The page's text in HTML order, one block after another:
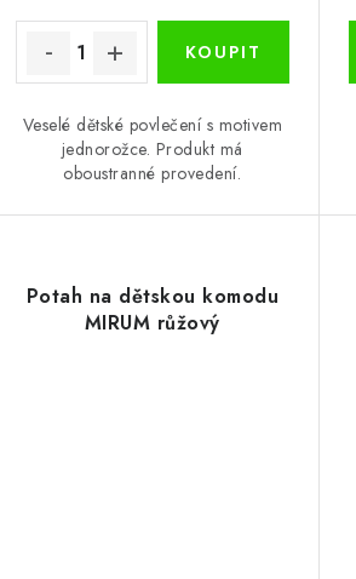
Veselé dětské povlečení s motivem
jednorožce. Produkt má
oboustranné provedení.
Potah na dětskou komodu
MIRUM růžový